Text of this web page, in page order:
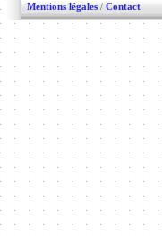
Mentions légales / Contact